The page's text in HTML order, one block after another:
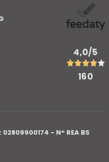
4,0/5
160
- N° REA BS